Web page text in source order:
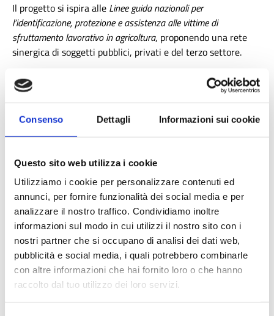
Consenso Dettagli Informazioni sui cookie
Questo sito web utilizza i cookie
Utilizziamo i cookie per personalizzare contenuti ed
annunci, per fornire funzionalità dei social media e per
analizzare il nostro traffico. Condividiamo inoltre
informazioni sul modo in cui utilizzi il nostro sito con i
nostri partner che si occupano di analisi dei dati web,
pubblicità e social media, i quali potrebbero combinarle
con altre informazioni che hai fornito loro o che hanno
raccolto dal tuo utilizzo dei loro servizi.
Il progetto si ispira alle Linee guida nazionali per
l’identificazione, protezione e assistenza alle vittime di
sfruttamento lavorativo in agricoltura, proponendo una rete
sinergica di soggetti pubblici, privati e del terzo settore.
📅 Calendario degli incontri
Tutti gli incontri si terranno in presenza presso la sede
Sala Don Ticozzi, via Ongania, 4 -
Gio 9 ottobre- Progetto InLav: strategie e strumenti di
contrasto allo sfruttamento lavorativo e al lavoro
irregolare in Lombardia. Dimensioni e caratteristiche del
fenomeno, problematiche e sistemi di intervento.
Lun 26 gennaioParte 1 (contesto e vulnerabilità)
- Incontro dedicato alla lettura condivisa del contesto
territoriale e all’emersione delle principali criticità
operative nei percorsi di identificazione e
accompagnamento delle persone in situazione di
sfruttamento lavorativo. La sessione porterà a mettere a
fuoco i fattori di rischio e i criteri di vulnerabilità.